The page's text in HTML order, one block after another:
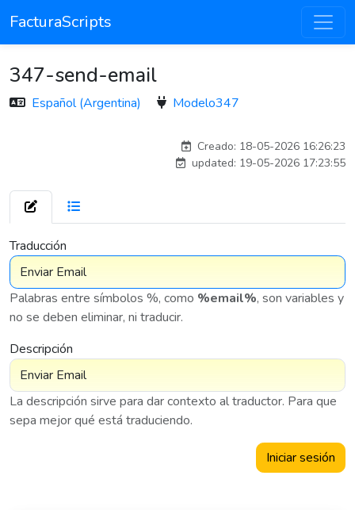
FacturaScripts
347-send-email
Español (Argentina) Modelo347
Creado: 18-05-2026 16:26:23
updated: 19-05-2026 17:23:55
Traducción
Palabras entre símbolos %, como %email%, son variables y
no se deben eliminar, ni traducir.
Descripción
La descripción sirve para dar contexto al traductor. Para que
sepa mejor qué está traduciendo.
Iniciar sesión